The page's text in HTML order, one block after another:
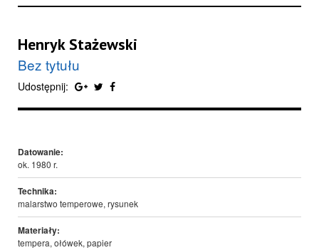
Henryk Stażewski
Bez tytułu
Udostępnij:
Datowanie:
ok. 1980 r.
Technika:
malarstwo temperowe, rysunek
Materiały:
tempera, ołówek, papier